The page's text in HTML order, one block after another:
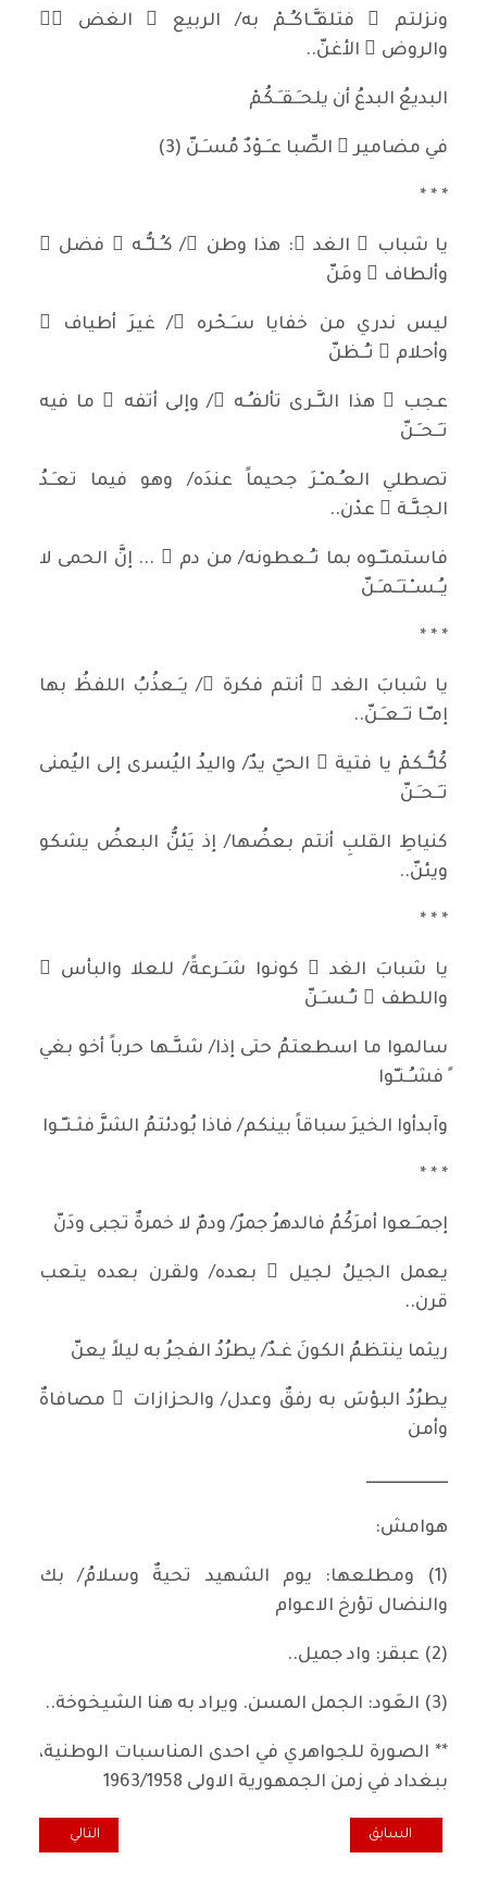
ونزلتم ْ فتلقـَّـاكـُـمْ به/ الربيع ُ الغض ُّ
والروض ُ الأغنّ..
البديعُ البدعُ أن يلحـَـقـَـكُمْ
في مضامير ِ الصِّبا عـَـوْدٌ مُسـِـنّ (3)
* * *
يا شباب َ الغد ِ: هذا وطن ٌ/ كـُـلـُّـه ُ فضل ٌ
وألطاف ٌ ومَنّ
ليس ندري من خفايا سـِـحْره ِ/ غيرَ أطياف ٍ
وأحلام ٍ تـُـظنّ
عجب ٌ هذا الثـَّـرى تألفـُـه ُ/ وإلى أتفه ِ ما فيه
تـَـحـِـنّ
تصطلي العـُـمـْـرَ جحيماً عندَه/ وهو فيما تعـِـدُ
الجنـَّـة ُ عدْن..
فاستمنـّـوه بما تـُـعطونه/ من دم ٍ ... إنَّ الحمى لا
يـُـسـْـتـَـمـَـنّ
* * *
يا شبابَ الغد ِ أنتم فكرة ٌ/ يـَـعذُبُ اللفظُ بها
إمـّـا تـَـعـِـنّ..
كُلـُّـكمْ يا فتية َ الحيّ يدٌ/ واليدُ اليُسرى إلى اليُمنى
تـَـحـِـنّ
كنياطِ القلبِ أنتم بعضُها/ إذ يَئنُّ البعضُ يشكو
ويئنّ..
* * *
يا شبابَ الغد ٍ كونوا شـِـرعةً/ للعلا والبأس ِ
واللطف ِ تـُـسـَـنّ
سالموا ما اسطعتمُ حتى إذا/ شنـَّـها حرباً أخو بغي
ٍ فشـُـنـّوا
وآبدأوا الخيرَ سباقاً بينكم/ فاذا بُودئتمُ الشرَّ فثـنـّـوا
* * *
إجمـِـعوا أمرَكُمُ فالدهرُ جمرٌ/ ودمٌ لا خمرةٌ تجبى ودَنّ
يعمل الجيلُ لجيل ٍ بعده/ ولقرن بعده يتعب
قرن..
ريثما ينتظمُ الكونَ غـدٌ/ يطرُدُ الفجرُ به ليلاً يعنّ
يطرُدُ البؤسَ به رفقٌ وعدل/ والحزازات ِ مصافاةٌ
وأمن
ـــــــــــــــــــــــــ
هوامش:
(1) ومطلعها: يوم الشهيد تحيةٌ وسلامُ/ بك
والنضال تؤرخ الاعوام
(2) عبقر: واد جميل..
(3) العَود: الجمل المسن. ويراد به هنا الشيخوخة..
** الصورة للجواهري في احدى المناسبات الوطنية،
ببغداد في زمن الجمهورية الاولى 1963/1958
المقال السابق: مسامرات (1)
السابق المقال التالي:
التالي